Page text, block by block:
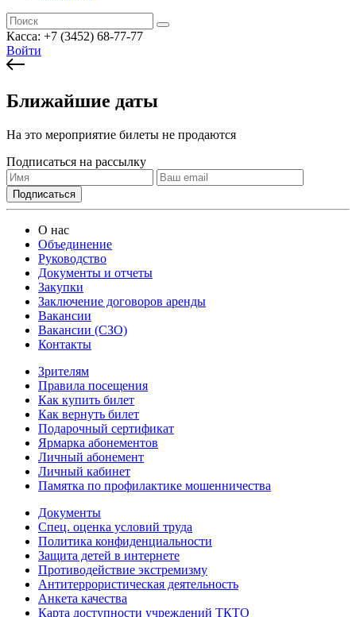
Касса: +7 (3452) 68-77-77
Войти
Ближайшие даты
На это мероприятие билеты не продаются
Подписаться на рассылку
О нас
Объединение
Руководство
Документы и отчеты
Закупки
Заключение договоров аренды
Вакансии
Вакансии (СЗО)
Контакты
Зрителям
Правила посещения
Как купить билет
Как вернуть билет
Подарочный сертификат
Ярмарка абонементов
Личный абонемент
Личный кабинет
Памятка по профилактике мошенничества
Документы
Спец. оценка условий труда
Политика конфиденциальности
Защита детей в интернете
Противодействие экстремизму
Антитеррористическая деятельность
Анкета качества
Карта доступности учреждений ТКТО